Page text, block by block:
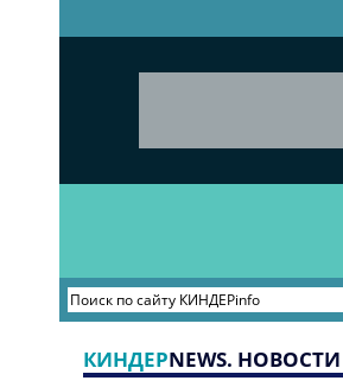
КИНДЕРNEWS.